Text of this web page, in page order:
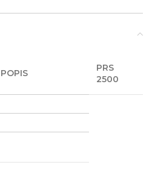
POPIS
PRS
2500